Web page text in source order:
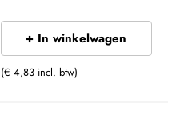
+ In winkelwagen
(€ 4,83 incl. btw)